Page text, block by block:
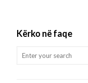
Kërko në faqe